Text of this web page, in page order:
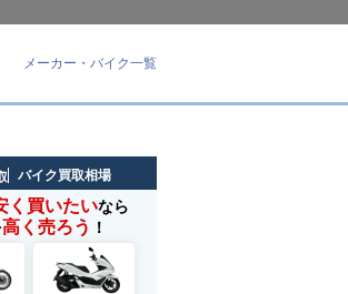
メーカー・バイク一覧
バイク買取相場
く買いたいなら
高く売ろう ！